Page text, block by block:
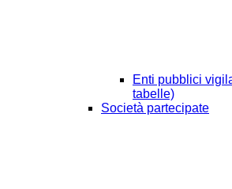
Enti pubblici
tabelle)
Società partecipate